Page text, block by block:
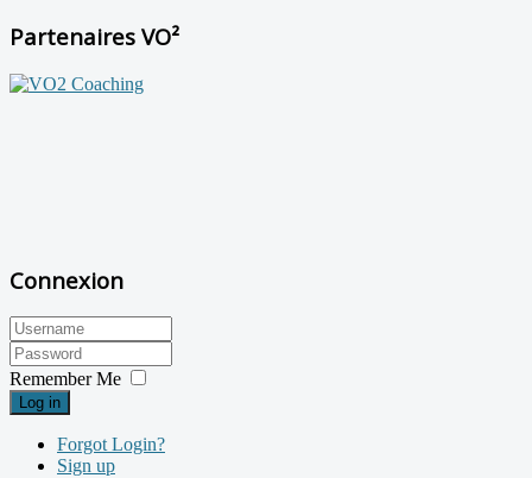
Partenaires VO²
Connexion
Remember Me
Log in
Forgot Login?
Sign up